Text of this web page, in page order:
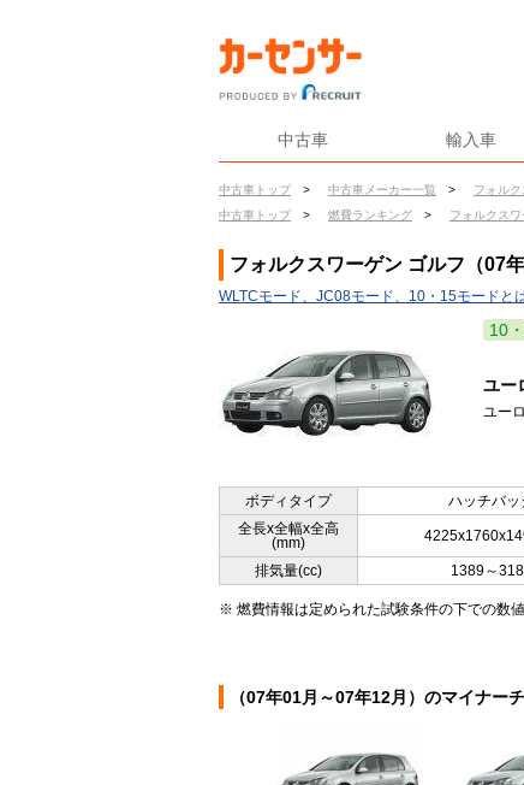
中古車 輸入車
中古車トップ > 中古車メーカー一覧 > フォル
中古車トップ
> 燃費ランキング > フォルクス
フォルクスワーゲン ゴルフ（07
WLTCモード、JC08モード、10・15モードと
10
ユー
ユー
ボディタイプ ハッチバッ
全長x全幅x全高
(mm)
排気量(cc) 1389～
※ 燃費情報は定められた試験条件の下での数
（07年01月～07年12月）のマイナー